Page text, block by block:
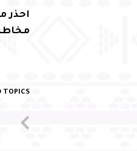
‏احذر
TOPICS: